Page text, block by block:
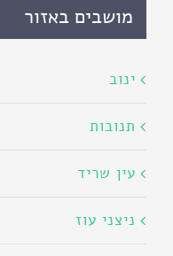
מושבים באזור
ינוב
תנובות
עין שריד
ניצני עוז